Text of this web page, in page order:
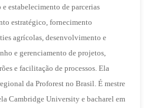
estabelecimento de parcerias
estratégico, fornecimento
agrícolas, desenvolvimento e
e gerenciamento de projetos,
e facilitação de processos. Ela
da Proforest no Brasil. É mestre
Cambridge University e bacharel em